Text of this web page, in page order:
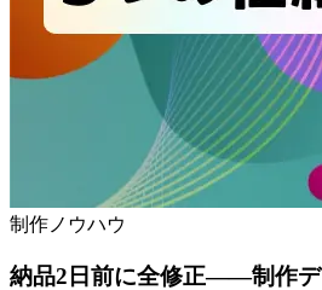
制作ノウハウ
納品2日前に全修正——制作デ